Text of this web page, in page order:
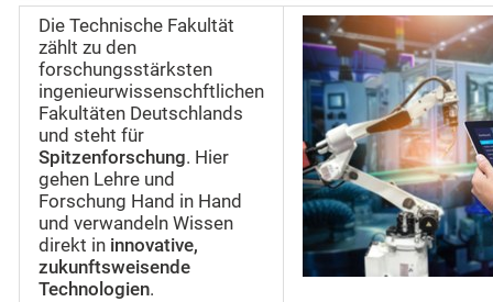
Die Technische Fakultät
zählt zu den
forschungsstärksten
ingenieurwissenschftlichen
Fakultäten Deutschlands
und steht für
Spitzenforschung. Hier
gehen Lehre und
Forschung Hand in Hand
und verwandeln Wissen
direkt in innovative,
zukunftsweisende
Technologien.